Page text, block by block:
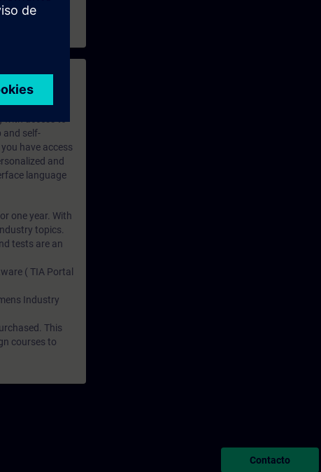
access to
and self-
have access
and
language
one year. With
topics.
tests are an
( TIA Portal
Industry
This
courses to
Contacto